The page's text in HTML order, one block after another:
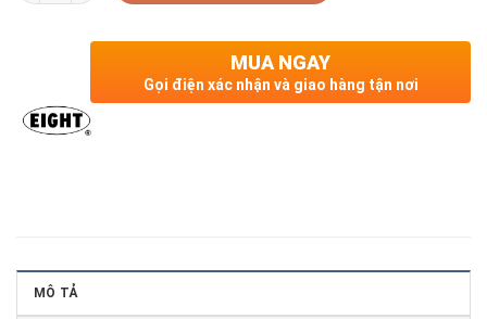
MUA NGAY
Gọi điện xác nhận và giao hàng tận nơi
MÔ TẢ